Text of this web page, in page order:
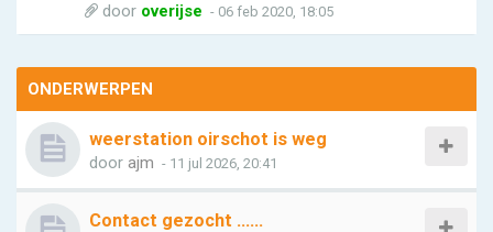
door overijse - 06 feb 2020, 18:05
ONDERWERPEN
weerstation oirschot is weg
door ajm - 11 jul 2026, 20:41
Contact gezocht ......